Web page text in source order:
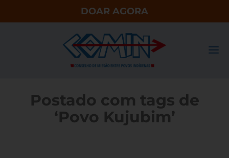
DOAR AGORA
Postado com tags de
‘Povo Kujubim’